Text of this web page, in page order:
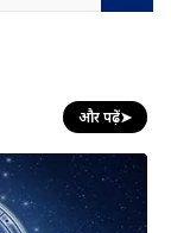
और पढ़ें➤